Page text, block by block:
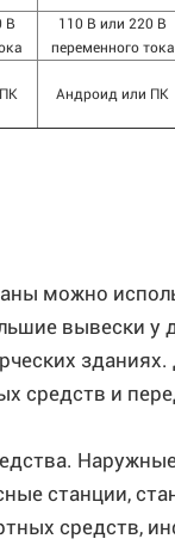
В
110 В или 220 В
переменного тока
Андроид или ПК
можно
вывески у
средств и
станции,
средств,